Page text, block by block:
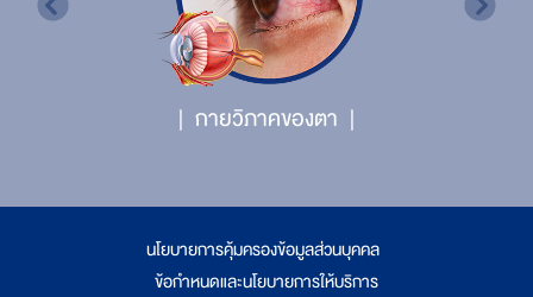
กายวิภาคของตา
นโยบายการคุ้มครองข้อมูลส่วนบุคคล
ข้อกำหนดและนโยบายการให้บริการ